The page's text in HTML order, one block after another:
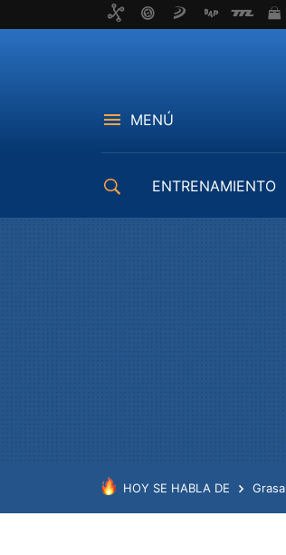
MENÚ
ENTRENAMIENTO
HOY SE HABLA DE Grasa